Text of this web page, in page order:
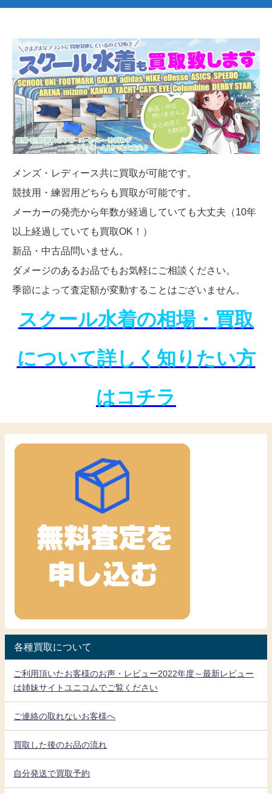
メンズ・レディース共に買取が可能です。
競技用・練習用どちらも買取が可能です。
メーカーの発売から年数が経過していても大丈夫（10年
以上経過していても買取OK！）
新品・中古品問いません。
ダメージのあるお品でもお気軽にご相談ください。
季節によって査定額が変動することはございません。
スクール水着の相場・買取
について詳しく知りたい方
はコチラ
各種買取について
ご利用頂いたお客様のお声・レビュー2022年度～最新レビュー
は姉妹サイトユニコムでご覧ください
ご連絡の取れないお客様へ
買取した後のお品の流れ
自分発送で買取予約